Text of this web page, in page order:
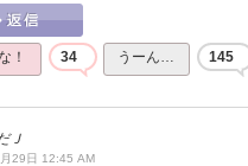
！ 34 うーん… 145
Ｊ
29日 12:45 AM